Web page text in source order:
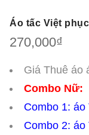
Áo tấc Việt
270,000₫
Giá Thuê áo
Combo Nữ:
Combo 1:
Combo 2: